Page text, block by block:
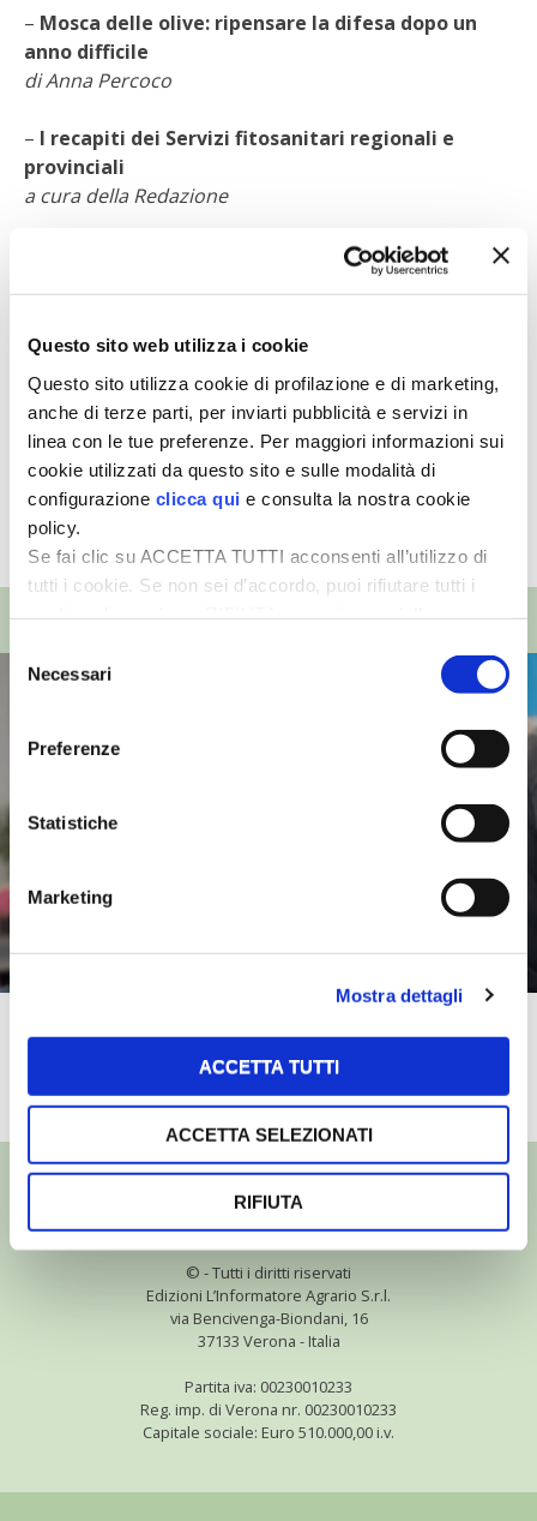
Questo sito web utilizza i cookie
Questo sito utilizza cookie di profilazione e di marketing,
anche di terze parti, per inviarti pubblicità e servizi in
linea con le tue preferenze. Per maggiori informazioni sui
cookie utilizzati da questo sito e sulle modalità di
configurazione clicca qui e consulta la nostra cookie
policy.
Se fai clic su ACCETTA TUTTI acconsenti all’utilizzo di
tutti i cookie. Se non sei d’accordo, puoi rifiutare tutti i
desideri accettare e cliccando ACCETTA SELEZIONATI.
Selezione
delNecessari
Preferenze
Statistiche
Marketing
Mostra dettagli
ACCETTA TUTTI
ACCETTA SELEZIONATI
RIFIUTA
RASIKAL
BIOGENTS
– Mosca delle olive: ripensare la difesa dopo un
anno difficile
di Anna Percoco
– I recapiti dei Servizi fitosanitari regionali e
provinciali
a cura della Redazione
Condividi
0 0
TOP VIDEO
Waterworks
TUTTI I VIDEO
© - Tutti i diritti riservati
Edizioni L’Informatore Agrario S.r.l.
via Bencivenga-Biondani, 16
37133 Verona - Italia
Partita iva: 00230010233
Reg. imp. di Verona nr. 00230010233
Capitale sociale: Euro 510.000,00 i.v.